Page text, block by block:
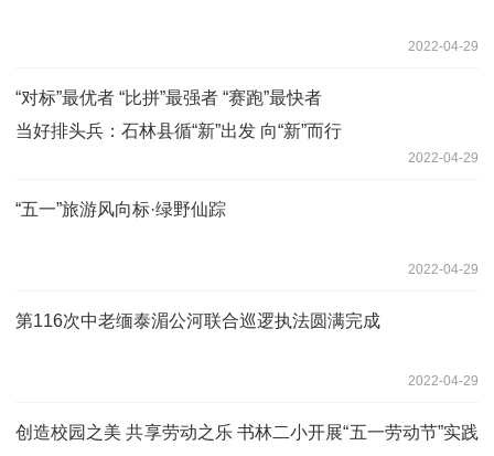
2022-04-29
“对标”最优者 “比拼”最强者 “赛跑”最快者
当好排头兵：石林县循“新”出发 向“新”而行
2022-04-29
“五一”旅游风向标·绿野仙踪
2022-04-29
第116次中老缅泰湄公河联合巡逻执法圆满完成
2022-04-29
创造校园之美 共享劳动之乐 书林二小开展“五一劳动节”实践